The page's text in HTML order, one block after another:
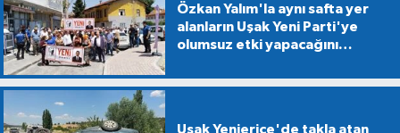
Özkan Yalım'la aynı safta yer
alanların Uşak Yeni Parti'ye
olumsuz etki yapacağını
Uşak Yenierice'de takla atan